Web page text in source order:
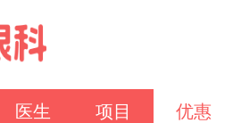
医生 项目 优惠